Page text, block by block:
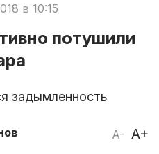
в 10:15
потушили
задымленность
A- A+